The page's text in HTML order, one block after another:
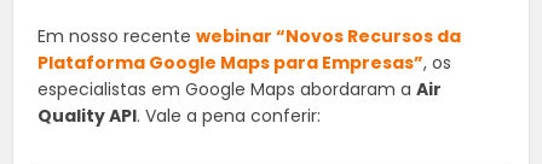
Em nosso recentewebinar “Novos Recursos da
Plataforma Google Maps para Empresas”, os
especialistas em Google Maps abordaram aAir
Quality API. Vale a pena conferir: